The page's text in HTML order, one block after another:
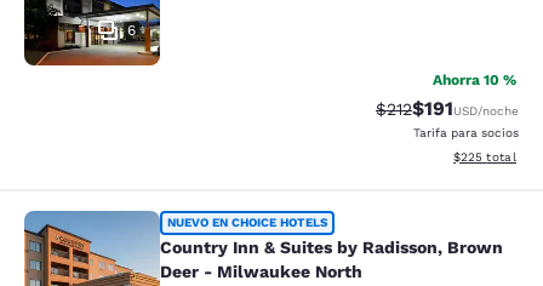
6
Ahorra 10 %
Precio tachado:
$212Precio con
$191USD/noche
Tarifa para socios
Ver detalles
$225 total
Country Inn & Suites by Radisson,
NUEVO EN CHOICE HOTELS
Country Inn & Suites by Radisson, Brown
Deer - Milwaukee North